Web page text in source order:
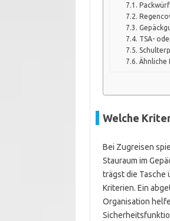
TSA-
Ähnliche
Welche
Bei Zugreisen
Stauraum im
trägst die Tasche
Kriterien. Ein
Organisation